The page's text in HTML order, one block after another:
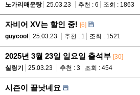
노가리매운탕
25.03.23 추천 : 6 조회 : 1863
자비어 XV는 할인 중! [6]
guycool
25.03.23 추천 : 1 조회 : 1521
2025년 3월 23일 일요일 출석부 [30]
실링기
25.03.23 추천 : 3 조회 : 454
시즌이 끝낫네요